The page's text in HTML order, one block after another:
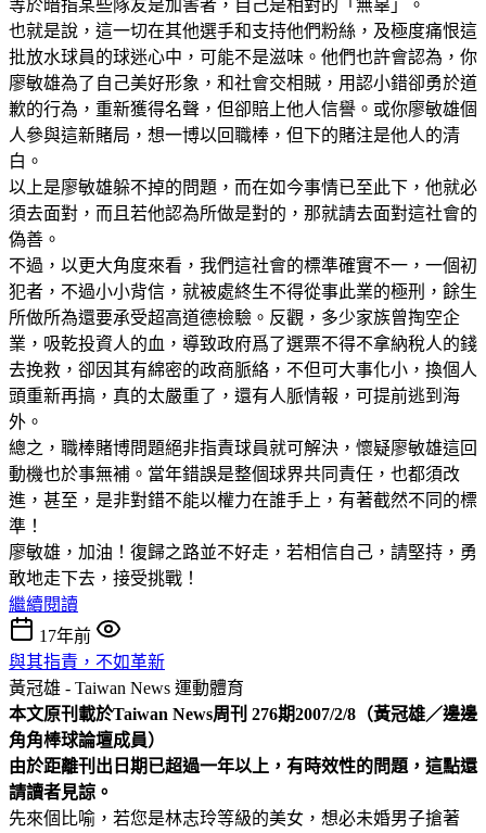
等於暗指某些隊友是加害者，自己是相對的「無辜」。
也就是說，這一切在其他選手和支持他們粉絲，及極度痛恨這
批放水球員的球迷心中，可能不是滋味。他們也許會認為，你
廖敏雄為了自己美好形象，和社會交相賊，用認小錯卻勇於道
歉的行為，重新獲得名聲，但卻賠上他人信譽。或你廖敏雄個
人參與這新賭局，想一博以回職棒，但下的賭注是他人的清
白。
以上是廖敏雄躲不掉的問題，而在如今事情已至此下，他就必
須去面對，而且若他認為所做是對的，那就請去面對這社會的
偽善。
不過，以更大角度來看，我們這社會的標準確實不一，一個初
犯者，不過小小背信，就被處終生不得從事此業的極刑，餘生
所做所為還要承受超高道德檢驗。反觀，多少家族曾掏空企
業，吸乾投資人的血，導致政府爲了選票不得不拿納稅人的錢
去挽救，卻因其有綿密的政商脈絡，不但可大事化小，換個人
頭重新再搞，真的太嚴重了，還有人脈情報，可提前逃到海
外。
總之，職棒賭博問題絕非指責球員就可解決，懷疑廖敏雄這回
動機也於事無補。當年錯誤是整個球界共同責任，也都須改
進，甚至，是非對錯不能以權力在誰手上，有著截然不同的標
準！
廖敏雄，加油！復歸之路並不好走，若相信自己，請堅持，勇
敢地走下去，接受挑戰！
繼續閱讀
17年前
與其指責，不如革新
黃冠雄 - Taiwan News 運動體育
本文原刊載於Taiwan News周刊 276期2007/2/8（黃冠雄／邊邊
角角棒球論壇成員）
由於距離刊出日期已超過一年以上，有時效性的問題，這點還
請讀者見諒。
先來個比喻，若您是林志玲等級的美女，想必未婚男子搶著